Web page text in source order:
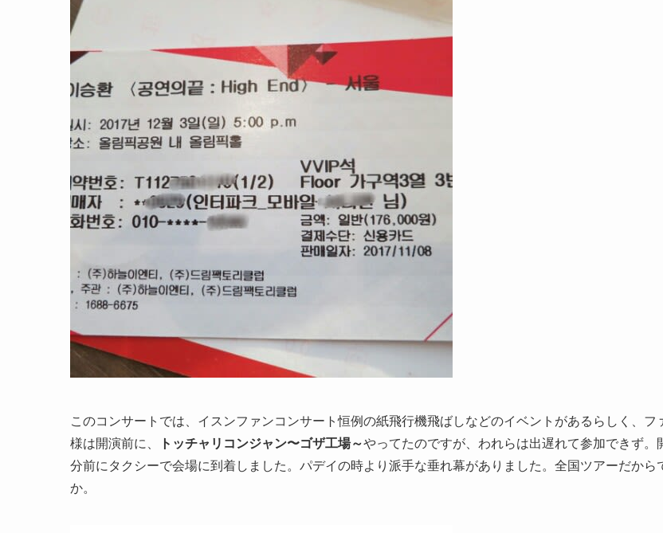
このコンサートでは、イスンファンコンサート恒例の紙飛行機飛ばしなどのイベントがあるらしく、フ
様は開演前に、
トッチャリコンジャン〜ゴザ工場～やってたのですが、われらは出遅れて参加できず。
分前にタクシーで会場に到着しました。パデイの時より派手な垂れ幕がありました。全国ツアーだから
か。